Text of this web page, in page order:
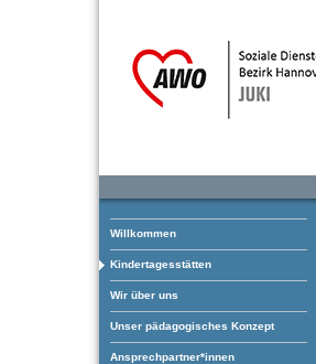
Willkommen
Kindertagesstätten
Wir über uns
Unser pädagogisches Konzept
Ansprechpartner*innen